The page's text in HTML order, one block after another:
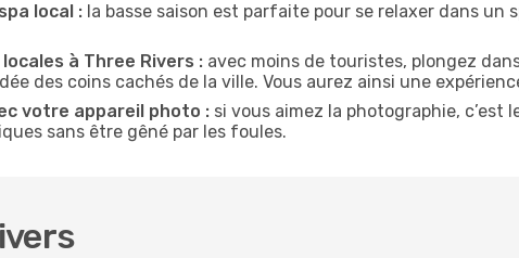
local : la basse saison est parfaite pour se relaxer dans un
à Three Rivers : avec moins de touristes, plongez
des coins cachés de la ville. Vous aurez ainsi une
votre appareil photo : si vous aimez la photographie,
sans être gêné par les foules.